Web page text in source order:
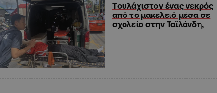
Tουλάχιστον ένας νεκρός
από το μακελειό μέσα σε
σχολείο στην Ταϊλάνδη,